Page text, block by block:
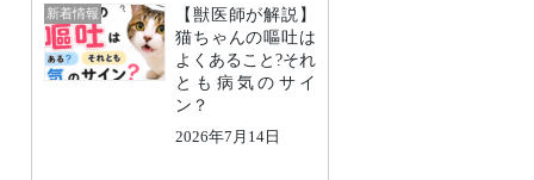
【獣医師が解説】
猫ちゃんの嘔吐は
よくあること?それ
とも病気のサイ
ン？
新着情報
2026年7月14日